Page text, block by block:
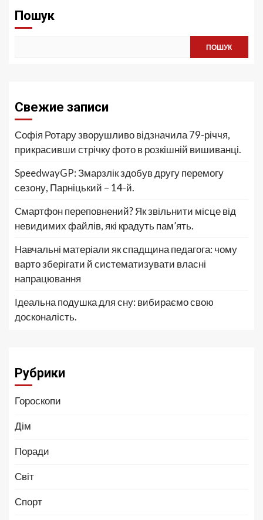
Пошук
ПОШУК
Свежие записи
Софія Ротару зворушливо відзначила 79-річчя,
прикрасивши стрічку фото в розкішній вишиванці.
SpeedwayGP: Змарзлік здобув другу перемогу
сезону, Парніцький – 14-й.
Смартфон переповнений? Як звільнити місце від
невидимих файлів, які крадуть пам’ять.
Навчальні матеріали як спадщина педагога: чому
варто зберігати й систематизувати власні
напрацювання
Ідеальна подушка для сну: вибираємо свою
досконалість.
Рубрики
Гороскопи
Дім
Поради
Світ
Спорт